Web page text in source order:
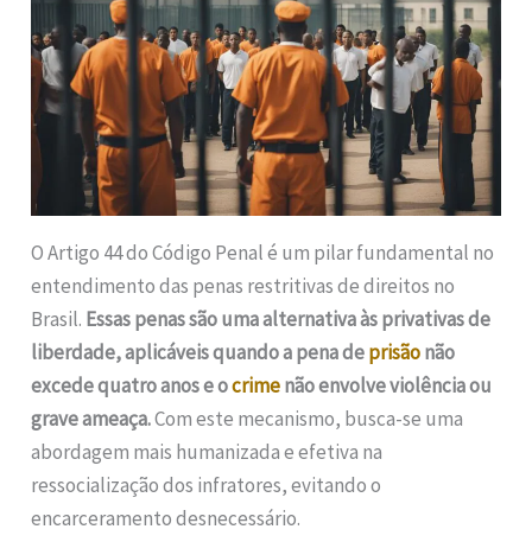
O Artigo 44 do Código Penal é um pilar fundamental no
entendimento das penas restritivas de direitos no
Brasil. Essas penas são uma alternativa às privativas de
liberdade, aplicáveis quando a pena deprisãonão
excede quatro anos e ocrimenão envolve violência ou
grave ameaça.Com este mecanismo, busca-se uma
abordagem mais humanizada e efetiva na
ressocialização dos infratores, evitando o
encarceramento desnecessário.